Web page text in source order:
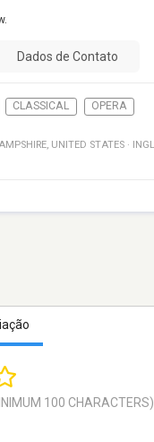
Dados de Contato
CLASSICAL OPERA
, UNITED STATES ·